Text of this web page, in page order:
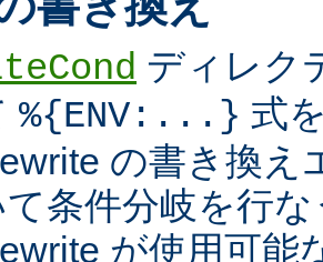
ディレク
%{ENV:...} 式
の書き換え
て条件分岐を行
が使用可能